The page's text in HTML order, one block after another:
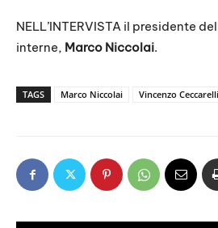
NELL’INTERVISTA il presidente
interne, Marco Niccolai.
TAGS Marco Niccolai Vincenzo Ceccarelli